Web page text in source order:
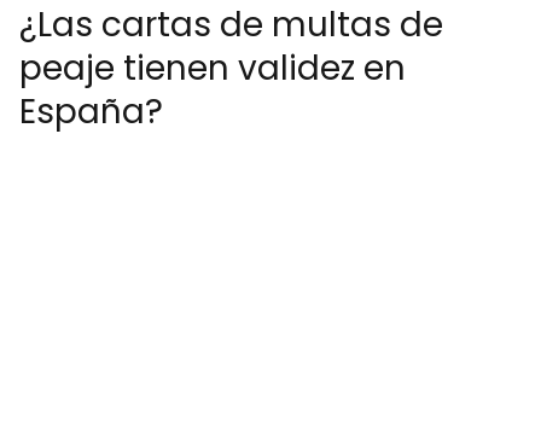
¿Las cartas de multas de
peaje tienen validez en
España?